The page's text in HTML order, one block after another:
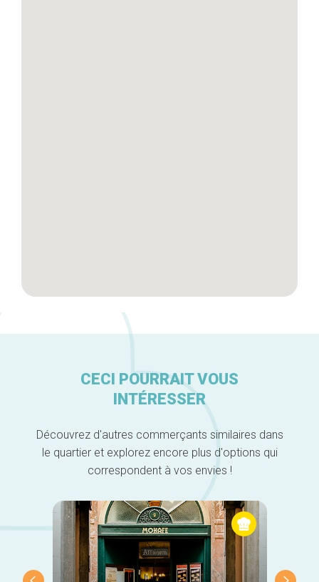
CECI POURRAIT VOUS
INTÉRESSER
Découvrez d'autres commerçants similaires dans
le quartier et explorez encore plus d'options qui
correspondent à vos envies !